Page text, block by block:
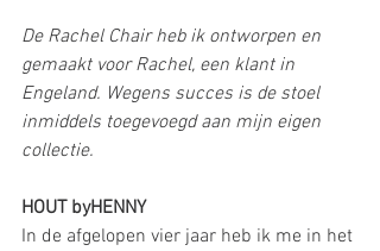
De Rachel Chair heb ik ontworpen en
gemaakt voor Rachel, een klant in
Engeland. Wegens succes is de stoel
inmiddels toegevoegd aan mijn eigen
collectie.
HOUT byHENNY
In de afgelopen vier jaar heb ik me in het